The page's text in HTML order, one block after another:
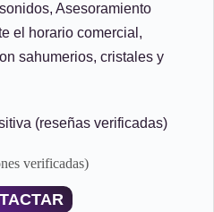
Asesoramiento
el horario comercial,
sahumerios, cristales y
(reseñas verificadas)
verificadas)